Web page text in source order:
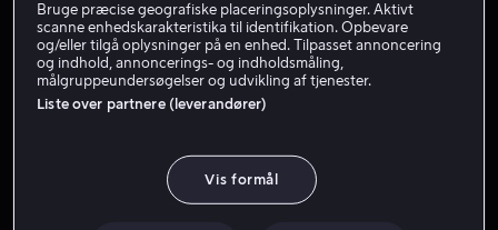
Lej 49 kr
Se trailer
Moskva, 1952. Den kolde krig raser, og bag jerntæppets
Moskva, 1952. Den kolde krig raser, og bag jerntæppets
iskolde skygge kæmper Leo og Raisa for en sandhed,
Bruge præcise geografiske placeringsoplysninger. Aktivt
scanne enhedskarakteristika til identifikation. Opbevare
og/eller tilgå oplysninger på en enhed. Tilpasset annoncering
og indhold, annoncerings- og indholdsmåling,
målgruppeundersøgelser og udvikling af tjenester.
Liste over partnere (leverandører)
Vis formål